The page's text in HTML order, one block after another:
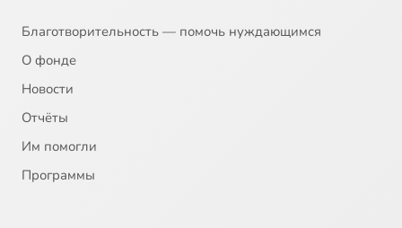
Благотворительность — помочь нуждающимся
О фонде
Новости
Отчёты
Им помогли
Программы